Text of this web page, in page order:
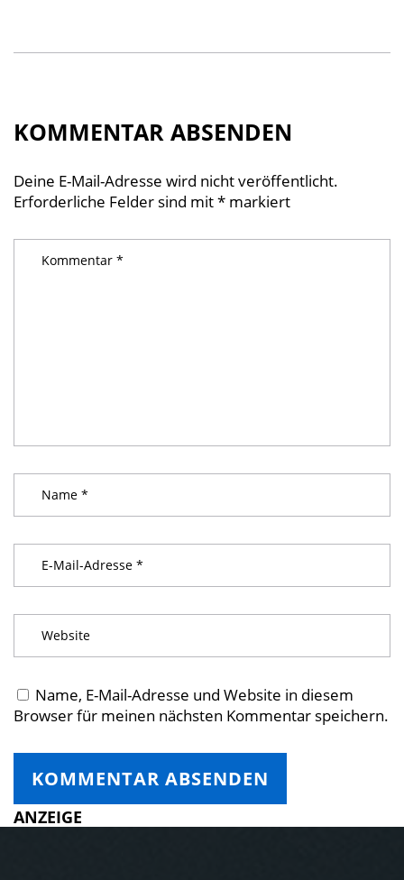
KOMMENTAR ABSENDEN
Deine E-Mail-Adresse wird nicht veröffentlicht.
Erforderliche Felder sind mit* markiert
Name, E-Mail-Adresse und Website in diesem
Browser für meinen nächsten Kommentar speichern.
ANZEIGE